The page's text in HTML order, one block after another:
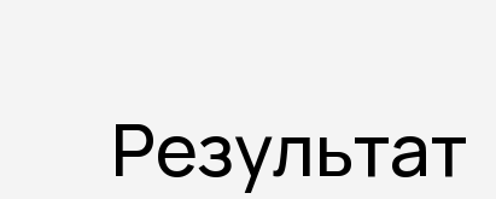
Результат